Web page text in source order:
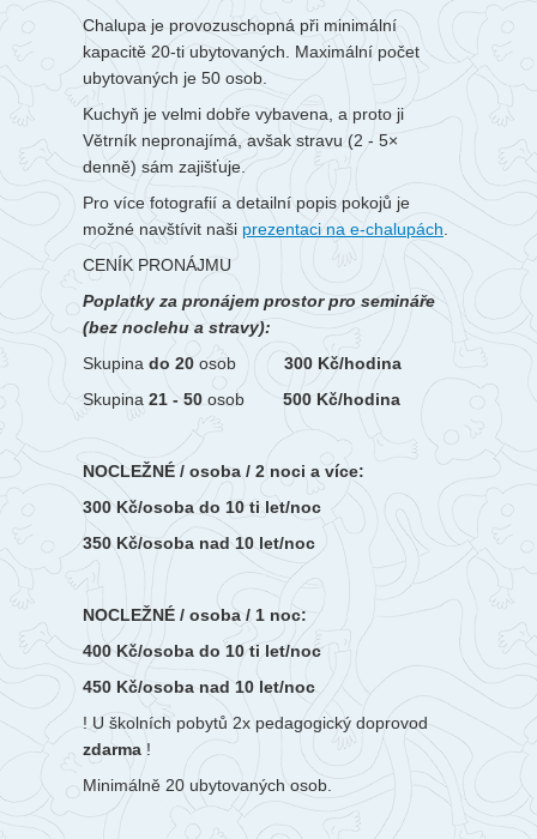
Chalupa je provozuschopná při minimální
kapacitě 20-ti ubytovaných. Maximální počet
ubytovaných je 50 osob.
Kuchyň je velmi dobře vybavena, a proto ji
Větrník nepronajímá, avšak stravu (2 - 5×
denně) sám zajišťuje.
Pro více fotografií a detailní popis pokojů je
možné navštívit naši prezentaci na e-chalupách
CENÍK PRONÁJMU
Poplatky za pronájem prostor pro semináře
(bez noclehu a stravy):
Skupina do 20 osob 300 Kč/hodina
Skupina 21 - 50 osob 500 Kč/hodina
NOCLEŽNÉ / osoba / 2 noci a více:
300 Kč/osoba do 10 ti let/noc
350 Kč/osoba nad 10 let/noc
NOCLEŽNÉ / osoba / 1 noc:
400 Kč/osoba do 10 ti let/noc
450 Kč/osoba nad 10 let/noc
! U školních pobytů 2x pedagogický doprovod
zdarma !
Minimálně 20 ubytovaných osob.